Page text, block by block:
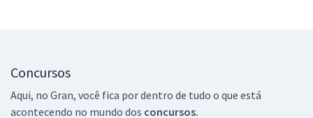
Concursos
Aqui, no Gran, você fica por dentro de tudo o que está
acontecendo no mundo dos concursos.